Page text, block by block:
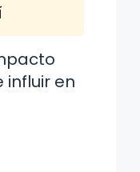
influir en